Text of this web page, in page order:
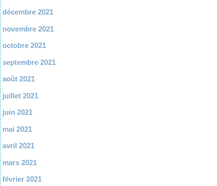
décembre 2021
novembre 2021
octobre 2021
septembre 2021
août 2021
juillet 2021
juin 2021
mai 2021
avril 2021
mars 2021
février 2021